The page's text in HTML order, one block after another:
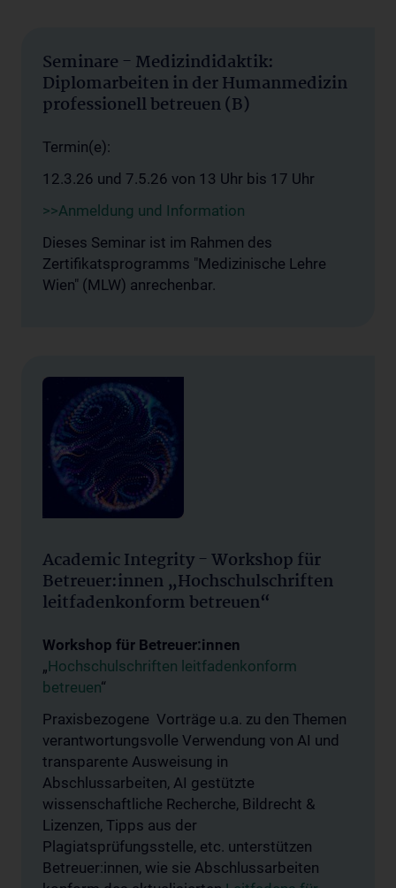
Seminare - Medizindidaktik:
Diplomarbeiten in der Humanmedizin
professionell betreuen (B)
Termin(e):
12.3.26 und 7.5.26 von 13 Uhr bis 17 Uhr
>>Anmeldung und Information
Dieses Seminar ist im Rahmen des
Zertifikatsprogramms "Medizinische Lehre
Wien" (MLW) anrechenbar.
Academic Integrity - Workshop für
Betreuer:innen „Hochschulschriften
leitfadenkonform betreuen“
Workshop für Betreuer:innen
„Hochschulschriften leitfadenkonform
betreuen“
Praxisbezogene Vorträge u.a. zu den Themen
verantwortungsvolle Verwendung von AI und
transparente Ausweisung in
Abschlussarbeiten, AI gestützte
wissenschaftliche Recherche, Bildrecht &
Lizenzen, Tipps aus der
Plagiatsprüfungsstelle, etc. unterstützen
Betreuer:innen, wie sie Abschlussarbeiten